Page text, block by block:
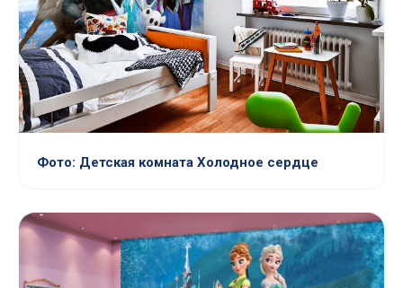
Фото: Детская комната Холодное сердце